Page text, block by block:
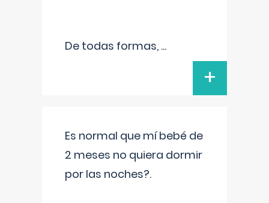
De todas formas, ...
+
Es normal que mí bebé de
2 meses no quiera dormir
por las noches?.